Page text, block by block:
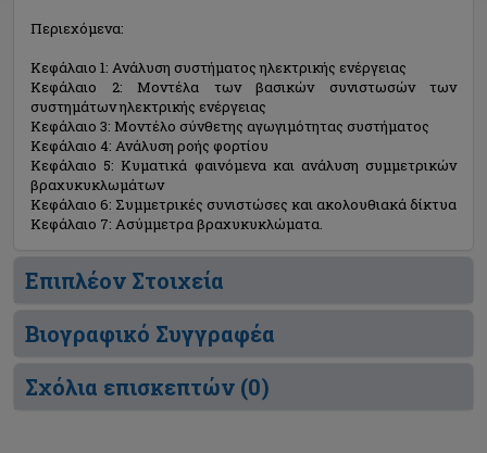
Περιεχόμενα:
Κεφάλαιο 1: Ανάλυση συστήματος ηλεκτρικής ενέργειας
Κεφάλαιο 2: Μοντέλα των βασικών συνιστωσών των
συστημάτων ηλεκτρικής ενέργειας
Κεφάλαιο 3: Μοντέλο σύνθετης αγωγιμότητας συστήματος
Κεφάλαιο 4: Ανάλυση ροής φορτίου
Κεφάλαιο 5: Κυματικά φαινόμενα και ανάλυση συμμετρικών
βραχυκυκλωμάτων
Κεφάλαιο 6: Συμμετρικές συνιστώσες και ακολουθιακά δίκτυα
Κεφάλαιο 7: Ασύμμετρα βραχυκυκλώματα.
Επιπλέον Στοιχεία
Βιογραφικό Συγγραφέα
Σχόλια επισκεπτών (0)